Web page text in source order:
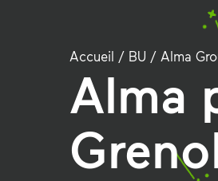
Accueil / BU / Alma
Alma